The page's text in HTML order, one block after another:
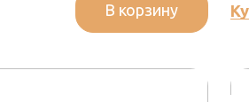
В корзину